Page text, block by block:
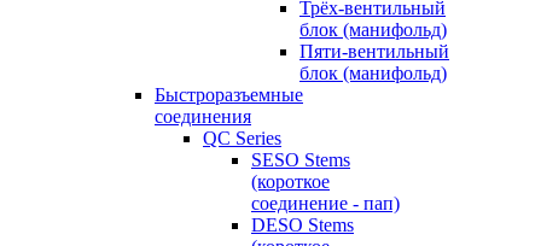
Трёх-вентильный
блок (манифольд)
Пяти-вентильный
блок (манифольд)
Быстроразъемные
соединения
QC Series
SESO Stems
(короткое
соединение - пап)
DESO Stems